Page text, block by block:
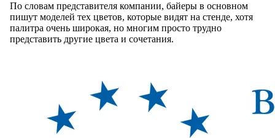
По словам представителя компании, байеры в основном
пишут моделей тех цветов, которые видят на стенде, хотя
палитра очень широкая, но многим просто трудно
представить другие цвета и сочетания.